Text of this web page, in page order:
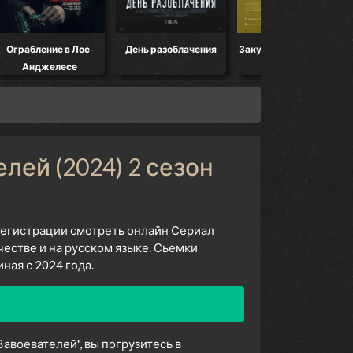
Ограбление в Лос-
Анджелесе
День разоблачения Закулисье реальности
(2024) 2 сезон
смотреть онлайн Сериал
и на русском языке. Сьемки
с 2024 года.
вы погрузитесь в